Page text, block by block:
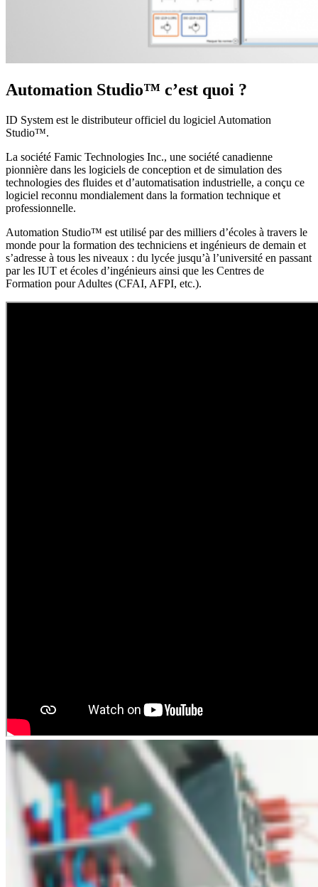
Automation Studio™ c’est quoi ?
ID System est le distributeur officiel du logiciel Automation
Studio™.
La société Famic Technologies Inc., une société canadienne
pionnière dans les logiciels de conception et de simulation des
technologies des fluides et d’automatisation industrielle, a conçu ce
logiciel reconnu mondialement dans la formation technique et
professionnelle.
​Automation Studio™ est utilisé par des milliers d’écoles à travers le
monde pour la formation des techniciens et ingénieurs de demain et
s’adresse à tous les niveaux : du lycée jusqu’à l’université en passant
par les IUT et écoles d’ingénieurs ainsi que les Centres de
Formation pour Adultes (CFAI, AFPI, etc.).